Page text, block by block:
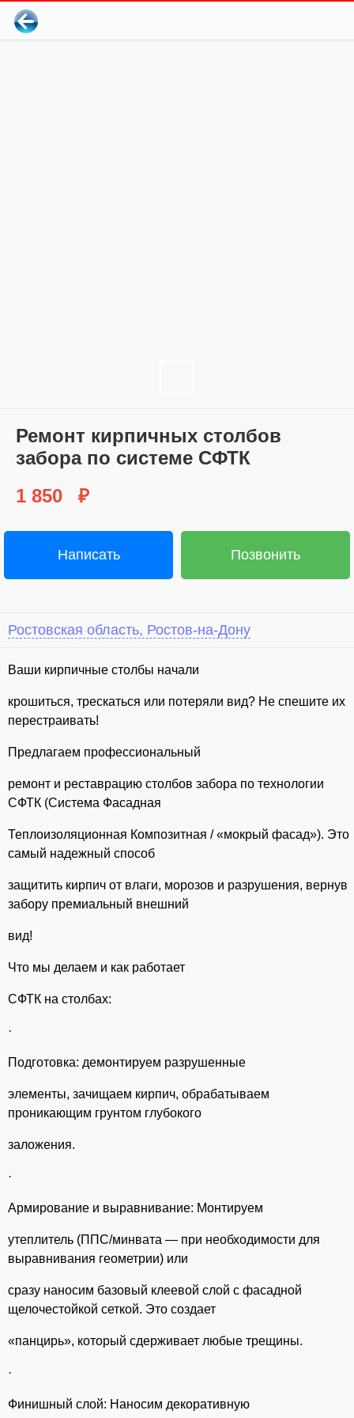
Ремонт кирпичных столбов
забора по системе СФТК
1 850
₽
Написать Позвонить
Ростовская область, Ростов-на-Дону
⁣Ваши кирпичные столбы начали
крошиться, трескаться или потеряли вид? Не спешите их
перестраивать!
Предлагаем профессиональный
ремонт и реставрацию столбов забора по технологии
СФТК (Система Фасадная
Теплоизоляционная Композитная / «мокрый фасад»). Это
самый надежный способ
защитить кирпич от влаги, морозов и разрушения, вернув
забору премиальный внешний
вид!
Что мы делаем и как работает
СФТК на столбах:
·
Подготовка: демонтируем разрушенные
элементы, зачищаем кирпич, обрабатываем
проникающим грунтом глубокого
заложения.
·
Армирование и выравнивание: Монтируем
утеплитель (ППС/минвата — при необходимости для
выравнивания геометрии) или
сразу наносим базовый клеевой слой с фасадной
щелочестойкой сеткой. Это создает
«панцирь», который сдерживает любые трещины.
·
Финишный слой: Наносим декоративную